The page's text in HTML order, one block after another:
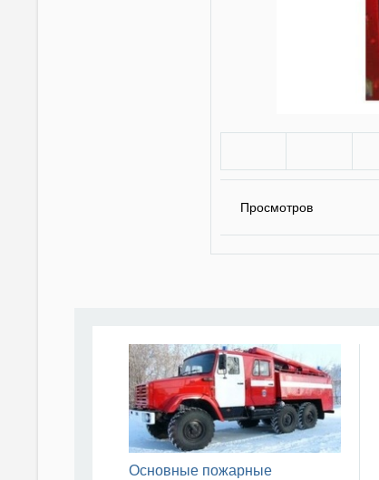
Просмотров
Основные пожарные